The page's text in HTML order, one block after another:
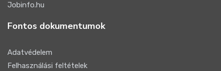
Jobinfo.hu
Fontos dokumentumok
Adatvédelem
Felhasználási feltételek